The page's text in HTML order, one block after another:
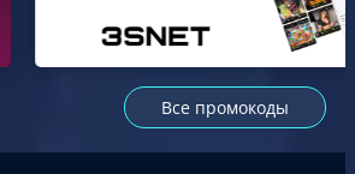
Все промокоды